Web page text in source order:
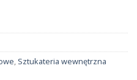
, Sztukateria wewnętrzna